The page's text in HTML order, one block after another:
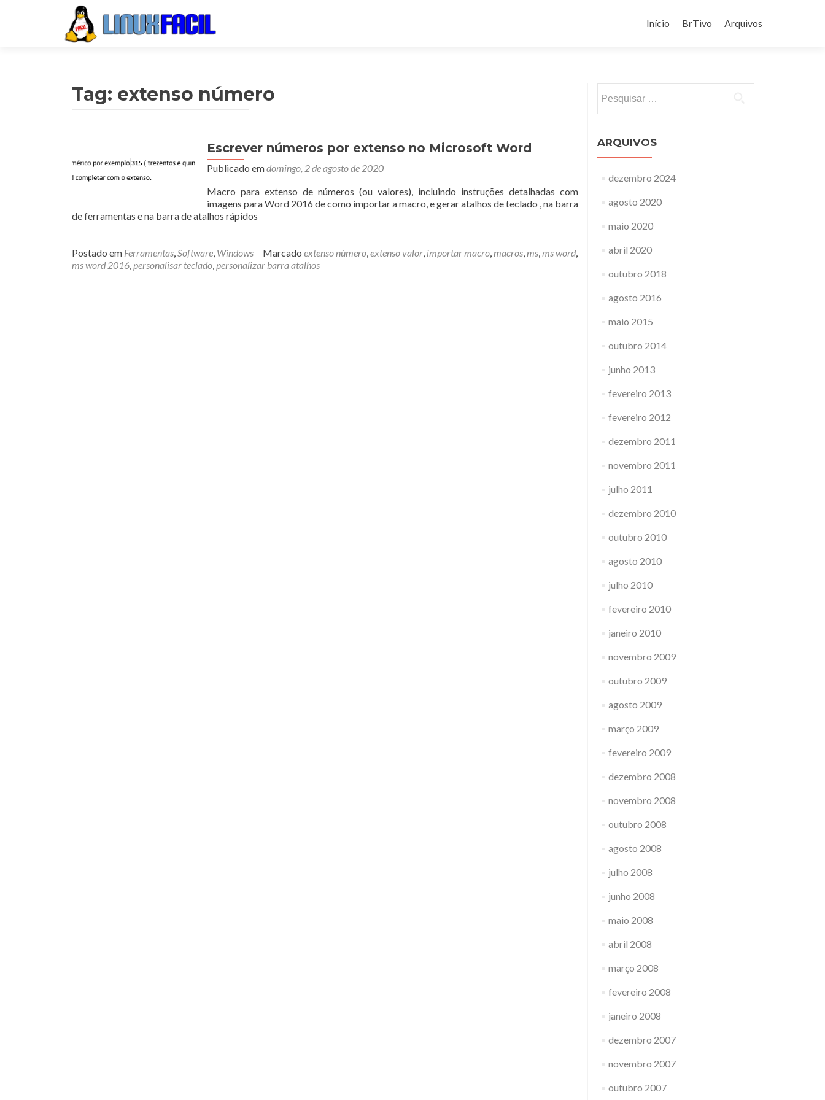
para
Início BrTivo Arquivos
Tag: extenso número
Escrever números por extenso no Microsoft Word
Publicado emdomingo, 2 de agosto de 2020
Macro para extenso de números (ou valores), incluindo instruções detalhadas com
imagens para Word 2016 de como importar a macro, e gerar atalhos de teclado , na barra
de ferramentas e na barra de atalhos rápidos
Postado em Ferramentas,Software, Windows Marcado extenso número,extenso valor, importar macro,macros,ms,ms word,
ms word 2016,personalisar teclado,personalizar barra atalhos
por:
ARQUIVOS
dezembro 2024
agosto 2020
maio 2020
abril 2020
outubro 2018
agosto 2016
maio 2015
outubro 2014
junho 2013
fevereiro 2013
fevereiro 2012
dezembro 2011
novembro 2011
julho 2011
dezembro 2010
outubro 2010
agosto 2010
julho 2010
fevereiro 2010
janeiro 2010
novembro 2009
outubro 2009
agosto 2009
março 2009
fevereiro 2009
dezembro 2008
novembro 2008
outubro 2008
agosto 2008
julho 2008
junho 2008
maio 2008
abril 2008
março 2008
fevereiro 2008
janeiro 2008
dezembro 2007
novembro 2007
outubro 2007